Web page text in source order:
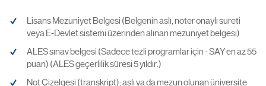
Lisans Mezuniyet Belgesi (Belgenin aslı, noter onaylı sureti
veya E-Devlet sistemi üzerinden alınan mezuniyet belgesi)
ALES sınav belgesi (Sadece tezli programlar için - SAY en az 55
puan) (ALES geçerlilik süresi 5 yıldır.)
Not Çizelgesi (transkript); aslı ya da mezun olunan üniversite